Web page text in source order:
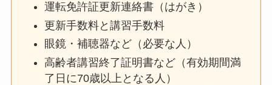
運転免許証更新連絡書（はがき）
更新手数料と講習手数料
眼鏡・補聴器など（必要な人）
高齢者講習終了証明書など（有効期間満
了日に70歳以上となる人）